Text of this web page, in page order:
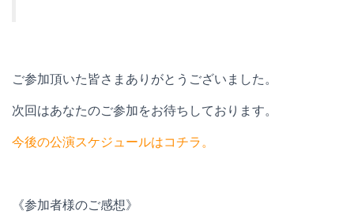
ご参加頂いた皆さまありがとうございました。
次回はあなたのご参加をお待ちしております。
今後の公演スケジュールはコチラ。
《参加者様のご感想》